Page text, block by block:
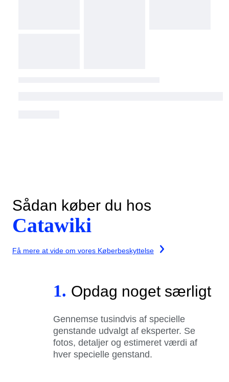
Sådan køber du hos
Catawiki
Få mere at vide om vores Køberbeskyttelse
1. Opdag noget særligt
Gennemse tusindvis af specielle
genstande udvalgt af eksperter. Se
fotos, detaljer og estimeret værdi af
hver specielle genstand.